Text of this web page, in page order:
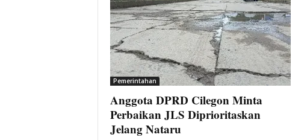
Pemerintahan
Anggota DPRD Cilegon Minta
Perbaikan JLS Diprioritaskan
Jelang Nataru